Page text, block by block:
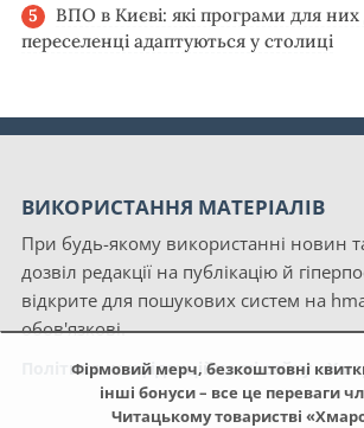
Фірмовий мерч, безкоштовні
інші бонуси – все це переваги
Читацькому товаристві
ВПО в Києві: які програми для них
переселенці адаптуються у столиці
ВИКОРИСТАННЯ МАТЕРІАЛІВ
При будь-якому використанні новин
дозвіл редакції на публікацію й
відкрите для пошукових систем на
обов'язкові.
Політика конфіденційності сайту